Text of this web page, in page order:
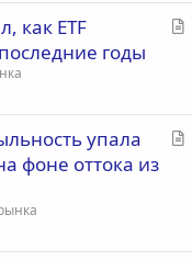
С
я
как ETF
годы
С
упала
фоне оттока из